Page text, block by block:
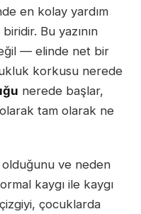
en kolay yardım
Bu yazının
— elinde net bir
korkusu nerede
nerede başlar,
olarak tam olarak ne
olduğunu ve neden
kaygı ile kaygı
çocuklarda